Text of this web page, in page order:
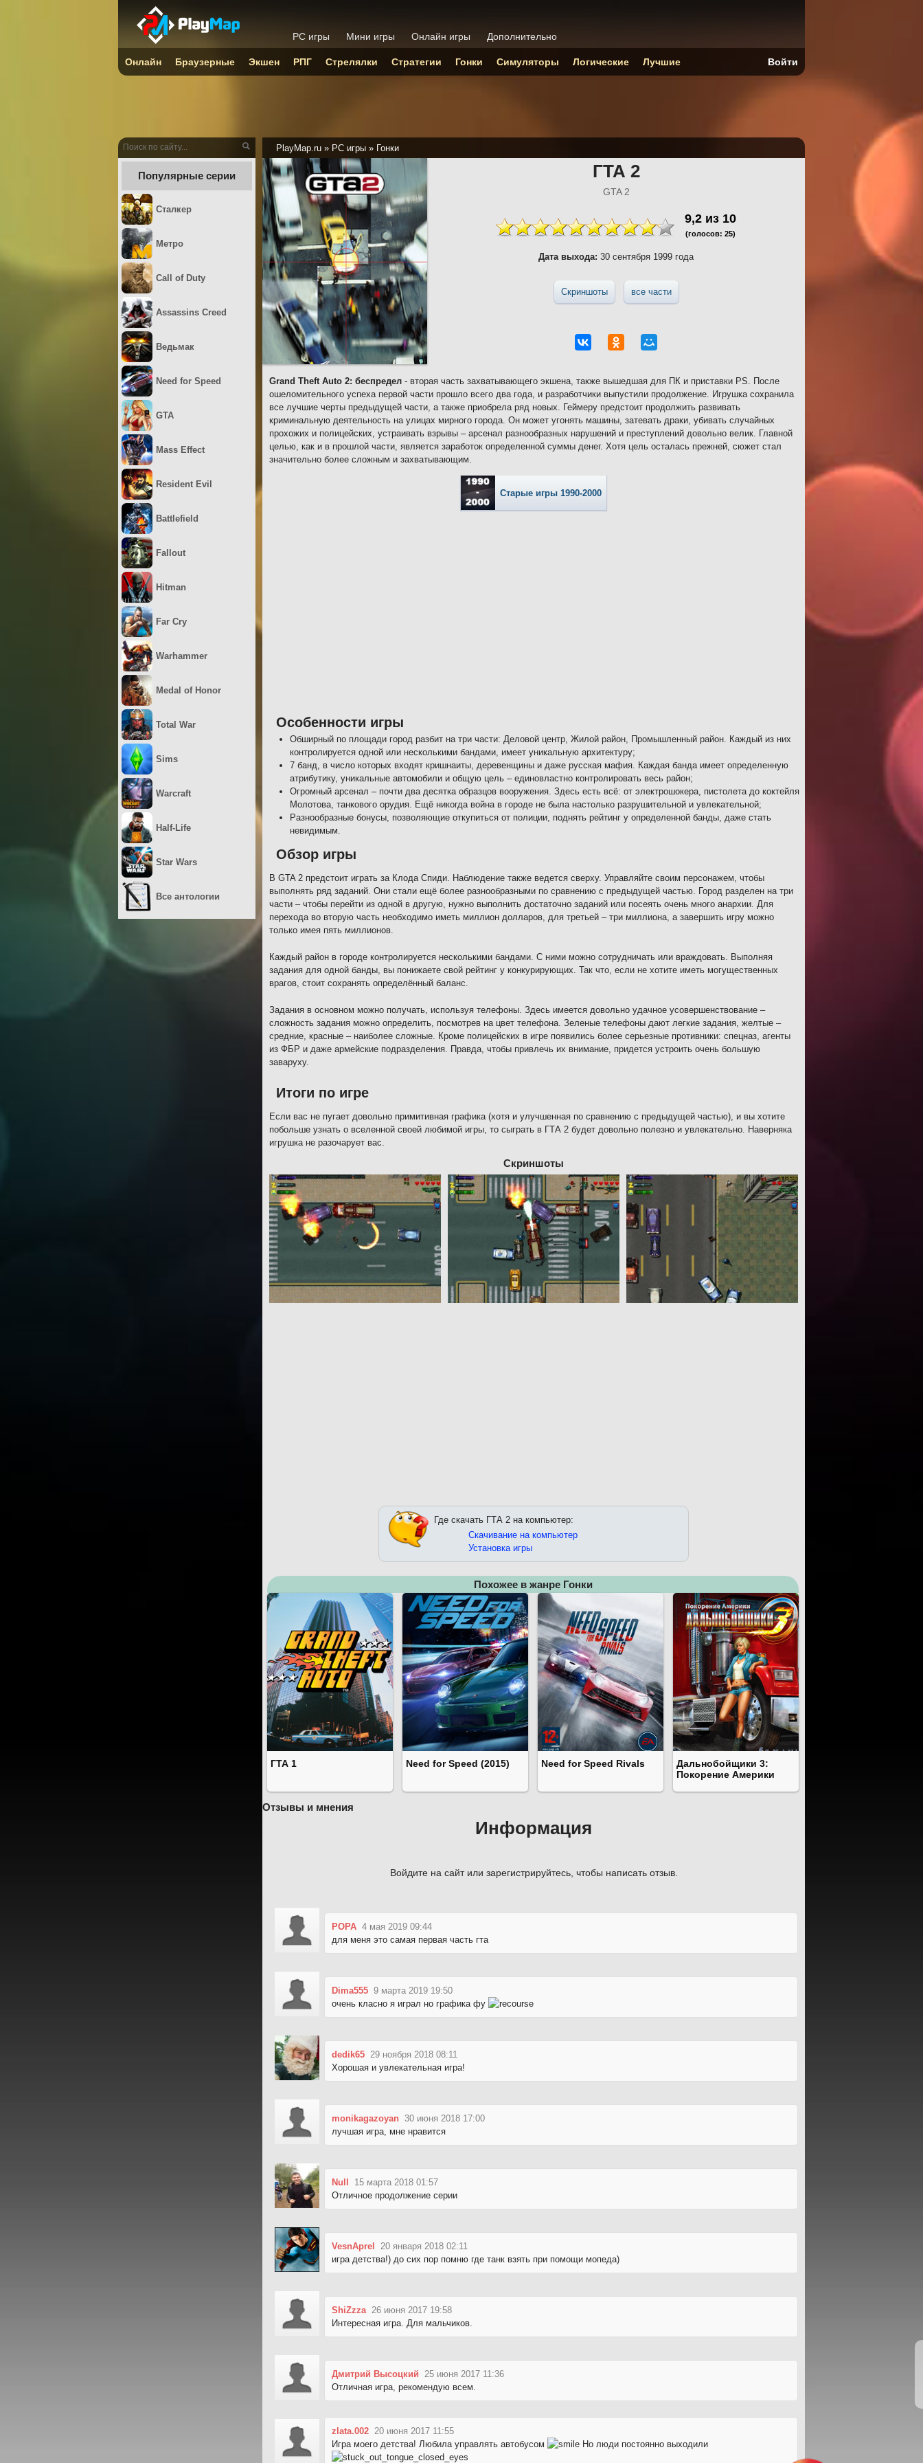
PlayMap.ru » PC игры » Гонки
ГТА 2
GTA 2
9,2 из 10
(голосов: 25)
Дата выхода: 30 сентября 1999 года
Скриншоты все части
Grand Theft Auto 2: беспредел - вторая часть захватывающего экшена, также вышедшая для ПК и приставки PS. После
ошеломительного успеха первой части прошло всего два года, и разработчики выпустили продолжение. Игрушка сохранила
все лучшие черты предыдущей части, а также приобрела ряд новых. Геймеру предстоит продолжить развивать
криминальную деятельность на улицах мирного города. Он может угонять машины, затевать драки, убивать случайных
прохожих и полицейских, устраивать взрывы – арсенал разнообразных нарушений и преступлений довольно велик. Главной
целью, как и в прошлой части, является заработок определенной суммы денег. Хотя цель осталась прежней, сюжет стал
значительно более сложным и захватывающим.
Старые игры 1990-2000
Особенности игры
Обширный по площади город разбит на три части: Деловой центр, Жилой район, Промышленный район. Каждый из них
контролируется одной или несколькими бандами, имеет уникальную архитектуру;
7 банд, в число которых входят кришнаиты, деревенщины и даже русская мафия. Каждая банда имеет определенную
атрибутику, уникальные автомобили и общую цель – единовластно контролировать весь район;
Огромный арсенал – почти два десятка образцов вооружения. Здесь есть всё: от электрошокера, пистолета до коктейля
Молотова, танкового орудия. Ещё никогда война в городе не была настолько разрушительной и увлекательной;
Разнообразные бонусы, позволяющие откупиться от полиции, поднять рейтинг у определенной банды, даже стать
невидимым.
Обзор игры
В GTA 2 предстоит играть за Клода Спиди. Наблюдение также ведется сверху. Управляйте своим персонажем, чтобы
выполнять ряд заданий. Они стали ещё более разнообразными по сравнению с предыдущей частью. Город разделен на три
части – чтобы перейти из одной в другую, нужно выполнить достаточно заданий или посеять очень много анархии. Для
перехода во вторую часть необходимо иметь миллион долларов, для третьей – три миллиона, а завершить игру можно
только имея пять миллионов.
Каждый район в городе контролируется несколькими бандами. С ними можно сотрудничать или враждовать. Выполняя
задания для одной банды, вы понижаете свой рейтинг у конкурирующих. Так что, если не хотите иметь могущественных
врагов, стоит сохранять определённый баланс.
Задания в основном можно получать, используя телефоны. Здесь имеется довольно удачное усовершенствование –
сложность задания можно определить, посмотрев на цвет телефона. Зеленые телефоны дают легкие задания, желтые –
средние, красные – наиболее сложные. Кроме полицейских в игре появились более серьезные противники: спецназ, агенты
из ФБР и даже армейские подразделения. Правда, чтобы привлечь их внимание, придется устроить очень большую
заваруху.
Итоги по игре
Если вас не пугает довольно примитивная графика (хотя и улучшенная по сравнению с предыдущей частью), и вы хотите
побольше узнать о вселенной своей любимой игры, то сыграть в ГТА 2 будет довольно полезно и увлекательно. Наверняка
игрушка не разочарует вас.
Скриншоты
Где скачать ГТА 2 на компьютер:
Скачивание на компьютер
Установка игры
Похожее в жанре Гонки
ГТА 1 Need for Speed (2015) Need for Speed Rivals
Дальнобойщики 3:
Покорение Америки
Отзывы и мнения
Информация
Войдите на сайт или зарегистрируйтесь, чтобы написать отзыв.
POPA 4 мая 2019 09:44
для меня это самая первая часть гта
Dima555 9 марта 2019 19:50
очень класно я играл но графика фу
dedik65 29 ноября 2018 08:11
Хорошая и увлекательная игра!
monikagazoyan 30 июня 2018 17:00
лучшая игра, мне нравится
Null
15 марта 2018 01:57
Отличное продолжение серии
VesnAprel
20 января 2018 02:11
игра детства!) до сих пор помню где танк взять при помощи мопеда)
ShiZzza 26 июня 2017 19:58
Интересная игра. Для мальчиков.
Дмитрий Высоцкий
25 июня 2017 11:36
Отличная игра, рекомендую всем.
zlata.002 20 июня 2017 11:55
Игра моего детства! Любила управлять автобусом
Hо люди постоянно выходили
Популярные серии
Сталкер
Метро
Call of Duty
Assassins Creed
Ведьмак
Need for Speed
GTA
Mass Effect
Resident Evil
Battlefield
Fallout
Hitman
Far Cry
Warhammer
Medal of Honor
Total War
Sims
Warcraft
Half-Life
Star Wars
Все антологии
PC игры Мини игры Онлайн игры Дополнительно
Онлайн Браузерные Экшен РПГ Стрелялки Стратегии Гонки Симуляторы Логические Лучшие Войти